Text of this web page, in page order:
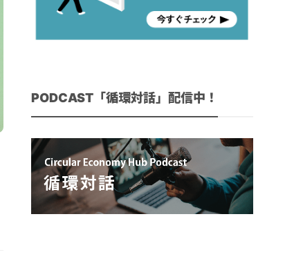
PODCAST「循環対話」配信中！